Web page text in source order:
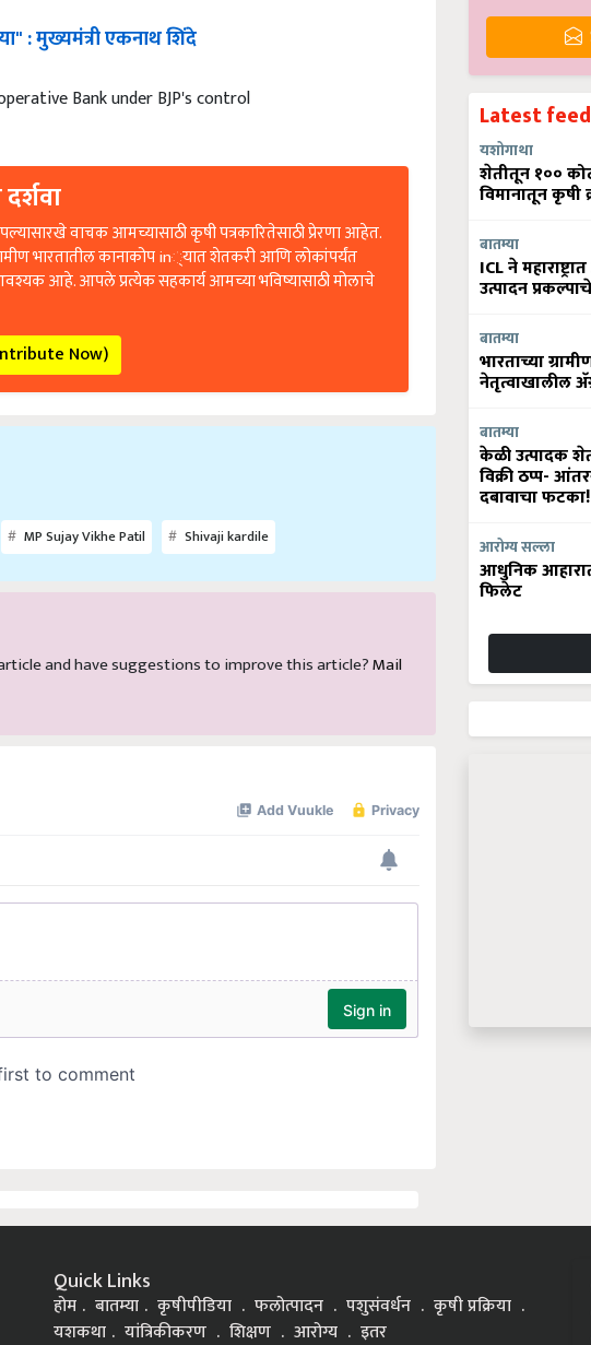
: मुख्यमंत्री एकनाथ शिंदे
Bank under BJP's control
वाचक आमच्यासाठी कृषी पत्रकारितेसाठी प्रेरणा आहेत.
भारतातील कानाकोप in्यात शेतकरी आणि लोकांपर्यंत
आहे. आपले प्रत्येक सहकार्य आमच्या भविष्यासाठी मोलाचे
Now)
MP Sujay Vikhe Patil Shivaji kardile
and have suggestions to improve this article? Mail
Latest
यशोगाथा
शेतीतून १००
विमानातून कृषी
बातम्या
ICL ने
उत्पादन
बातम्या
भारताच्या
नेतृत्वाखालील
बातम्या
केळी उत्पादक
विक्री ठप्प-
दबावाचा फटका!
आरोग्य सल्ला
आधुनिक
फिलेट
Quick Links
होम बातम्या कृषीपीडिया फलोत्पादन पशुसंवर्धन
कृषी प्रक्रिया
यशकथा
यांत्रिकीकरण शिक्षण आरोग्य इतर